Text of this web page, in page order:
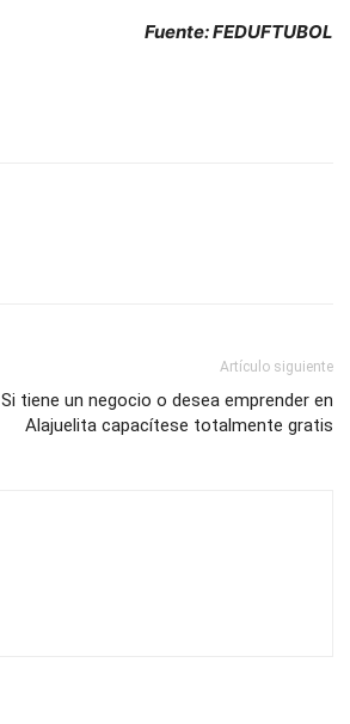
Fuente: FEDUFTUBOL
Artículo siguiente
Si tiene un negocio o desea emprender en
Alajuelita capacítese totalmente gratis